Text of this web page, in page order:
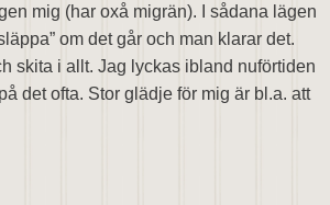
mig (har oxå migrän). I sådana lägen
om det går och man klarar det.
skita i allt. Jag lyckas ibland nuförtiden
det ofta. Stor glädje för mig är bl.a. att